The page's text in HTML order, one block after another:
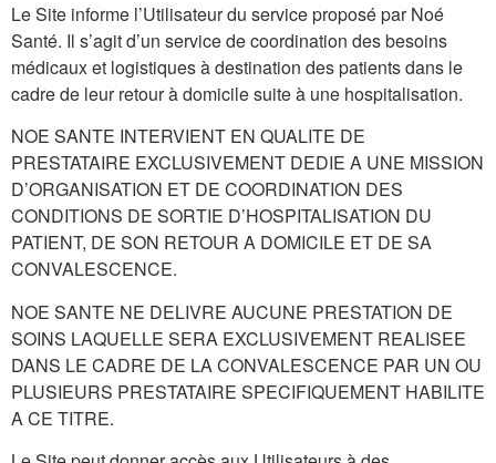
Le Site informe l’Utilisateur du service proposé par Noé
Santé. Il s’agit d’un service de coordination des besoins
médicaux et logistiques à destination des patients dans le
cadre de leur retour à domicile suite à une hospitalisation.
NOE SANTE INTERVIENT EN QUALITE DE
PRESTATAIRE EXCLUSIVEMENT DEDIE A UNE MISSION
D’ORGANISATION ET DE COORDINATION DES
CONDITIONS DE SORTIE D’HOSPITALISATION DU
PATIENT, DE SON RETOUR A DOMICILE ET DE SA
CONVALESCENCE.
NOE SANTE NE DELIVRE AUCUNE PRESTATION DE
SOINS LAQUELLE SERA EXCLUSIVEMENT REALISEE
DANS LE CADRE DE LA CONVALESCENCE PAR UN OU
PLUSIEURS PRESTATAIRE SPECIFIQUEMENT HABILITE
A CE TITRE.